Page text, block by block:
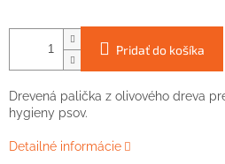
Pridať do košíka
Drevená palička z olivového dreva
hygieny psov.
Detailné informácie